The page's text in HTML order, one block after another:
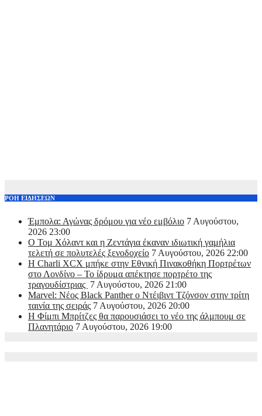
ΡΟΗ ΕΙΔΗΣΕΩΝ
Έμπολα: Αγώνας δρόμου για νέο εμβόλιο 7 Αυγούστου,
2026 23:00
O Τομ Χόλαντ και η Ζεντάγια έκαναν ιδιωτική γαμήλια
τελετή σε πολυτελές ξενοδοχείο 7 Αυγούστου, 2026 22:00
Η Charli XCX μπήκε στην Εθνική Πινακοθήκη Πορτρέτων
στο Λονδίνο – Το ίδρυμα απέκτησε πορτρέτο της
τραγουδίστριας 7 Αυγούστου, 2026 21:00
Marvel: Νέος Black Panther ο Ντέιβιντ Τζόνσον στην τρίτη
ταινία της σειράς 7 Αυγούστου, 2026 20:00
Η Φίμπι Μπρίτζες θα παρουσιάσει το νέο της άλμπουμ σε
Πλανητάριο 7 Αυγούστου, 2026 19:00